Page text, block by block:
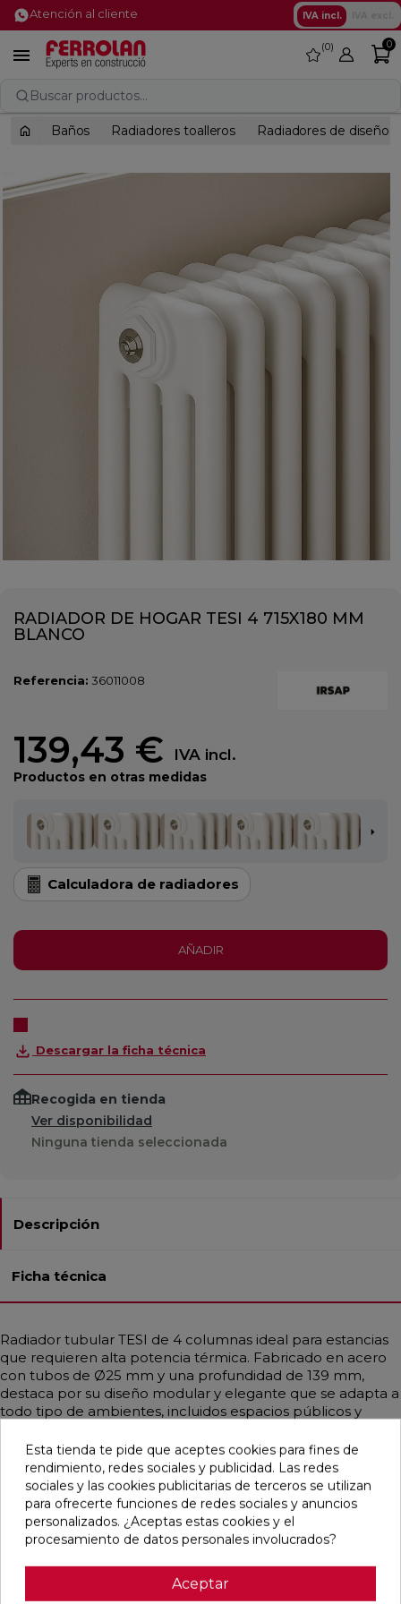
Atención al cliente IVA incl.
 favorite
0 0
Buscar productos...
Baños Radiadores toalleros Radiadores de diseño
RADIADOR DE HOGAR TESI 4 715X180 MM
BLANCO
Referencia: 36011008
139,43 € IVA incl.
Productos en otras medidas
Calculadora de radiadores
AÑADIR
Descargar la ficha técnica
Recogida en tienda
Ver disponibilidad
Ninguna tienda seleccionada
Descripción
Ficha técnica
Radiador tubular TESI de 4 columnas ideal para estancias
que requieren alta potencia térmica. Fabricado en acero
con tubos de Ø25 mm y una profundidad de 139 mm,
destaca por su diseño modular y elegante que se adapta a
todo tipo de ambientes, incluidos espacios públicos y
diferentes medidas y en una amplia gama de colores,
incluidos acabados RAL personalizados. Garantiza una
distribución uniforme del calor, siendo compatible con
sistemas de baja temperatura como calderas de
condensación o bombas de calor. Incluye purgador,
soportes universales y tapón embellecedor.
Esta tienda te pide que aceptes cookies para fines de
rendimiento, redes sociales y publicidad. Las redes
sociales y las cookies publicitarias de terceros se utilizan
para ofrecerte funciones de redes sociales y anuncios
personalizados. ¿Aceptas estas cookies y el
procesamiento de datos personales involucrados?
Aceptar